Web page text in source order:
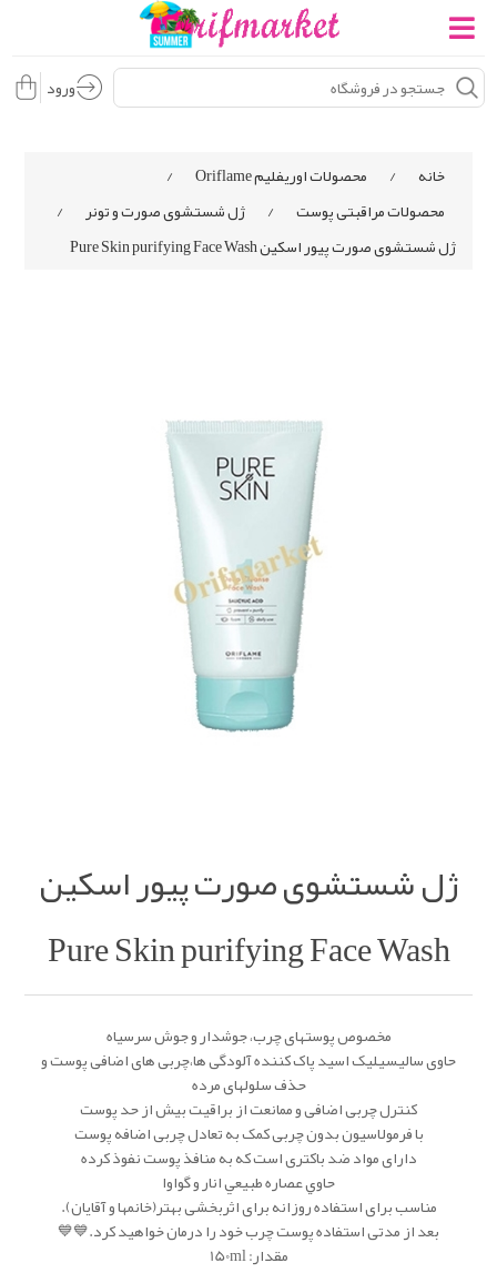
ورود
خانه / محصولات اوریفلیم Oriflame
/
محصولات مراقبتی پوست
/ ژل شستشوی صورت و تونر
/
ژل شستشوی صورت پیور اسکین Pure Skin purifying Face Wash
ژل شستشوی صورت پیور اسکین
Pure Skin purifying Face Wash
مخصوص پوستهای چرب، جوشدار و جوش سرسیاه
حاوی سالیسیلیک اسید پاک کننده آلودگی ها،چربی های اضافی پوست و
حذف سلولهای مرده
کنترل چربی اضافی و ممانعت از براقیت بیش از حد پوست
با فرمولاسیون بدون چربی کمک به تعادل چربی اضافه پوست
دارای مواد ضد باکتری است که به منافذ پوست نفوذ کرده
حاوي عصاره طبيعي انار و گواوا
مناسب برای استفاده روزانه برای اثربخشی بهتر(خانمها و آقایان).
بعد از مدتی استفاده پوست چرب خود را درمان خواهید کرد.💙💙
مقدار: 150ml